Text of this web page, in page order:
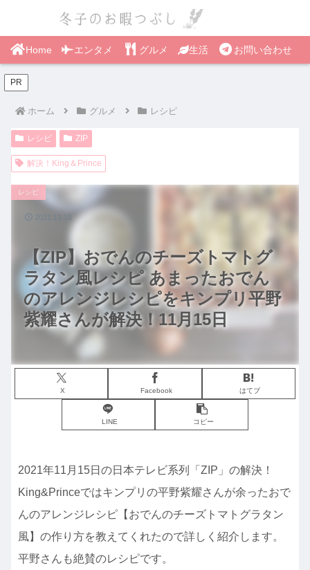
Home エンタメ グルメ 生活 お問い合わせ
PR
ホーム グルメ レシピ
レシピ ZIP
解決！King＆Prince
【ZIP】おでんのチーズトマトグ
ラタン風レシピ あまったおでん
のアレンジレシピをキンプリ平野
紫耀さんが解決！11月15日
レシピ
X Facebook はてブ
LINE コピー
2021.11.15
2021年11月15日の日本テレビ系列「ZIP」の解決！
King&Princeではキンプリの平野紫耀さんが余ったおで
んのアレンジレシピ【おでんのチーズトマトグラタン
風】の作り方を教えてくれたので詳しく紹介します。
平野さんも絶賛のレシピです。